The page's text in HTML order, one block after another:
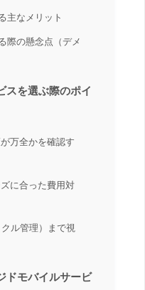
主なメリット
際の懸念点（デメ
スを選ぶ際のポイ
万全かを確認す
に合った費用対
ル管理）まで視
ドモバイルサービ